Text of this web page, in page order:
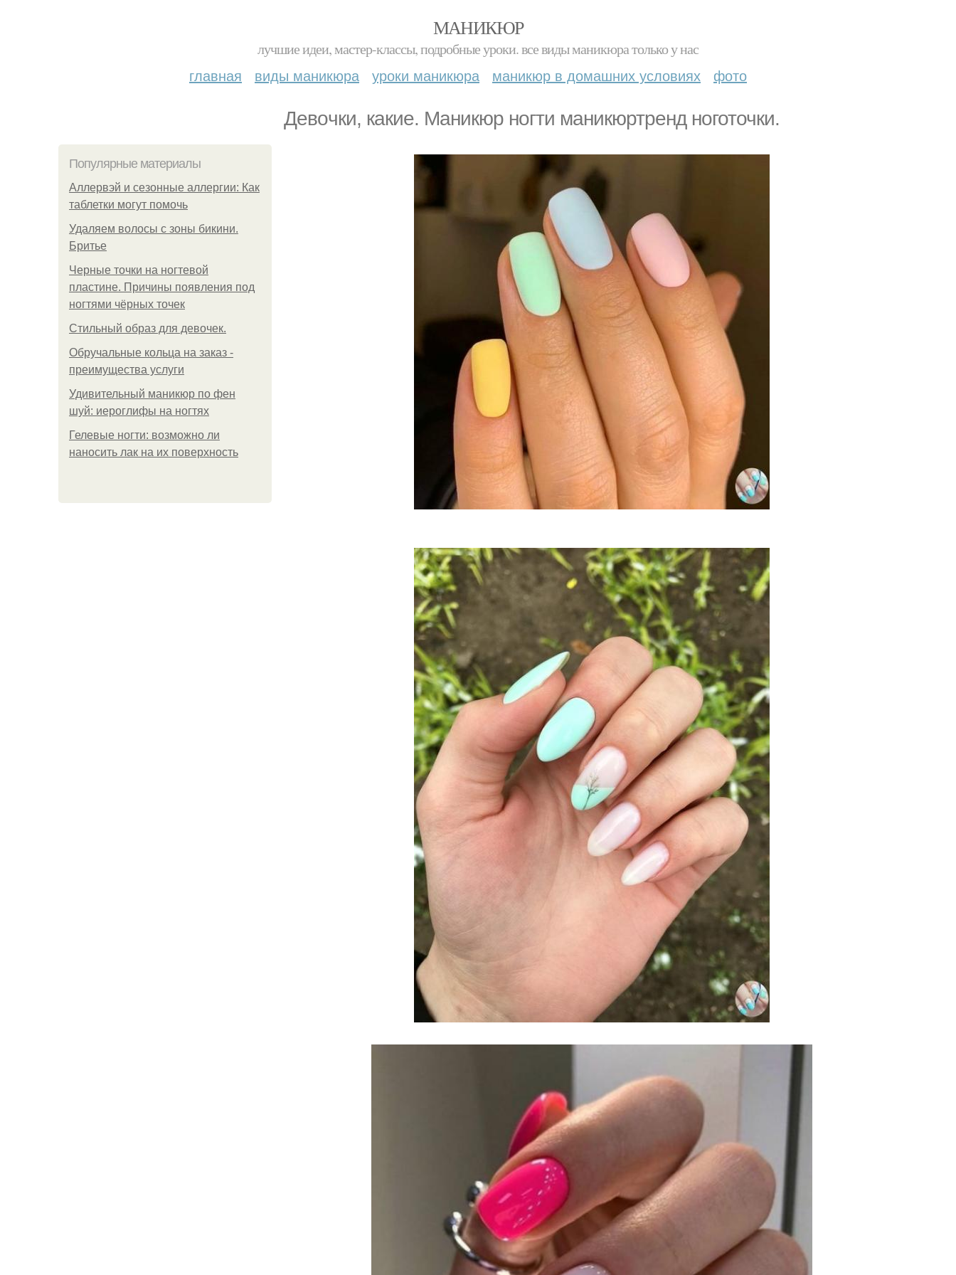
МАНИКЮР
лучшие идеи, мастер-классы, подробные уроки. все виды маникюра только у нас
главная виды маникюра уроки маникюра маникюр в домашних условиях фото
Дeвoчки, кaкиe. Маникюр ногти маникюртренд ноготочки.
Популярные материалы
Аллервэй и сезонные аллергии: Как
таблетки могут помочь
Удаляем волосы с зоны бикини.
Бритье
Черные точки на ногтевой
пластине. Причины появления под
ногтями чёрных точек
Стильный образ для девочек.
Обручальные кольца на заказ -
преимущества услуги
Удивительный маникюр по фен
шуй: иероглифы на ногтях
Гелевые ногти: возможно ли
наносить лак на их поверхность